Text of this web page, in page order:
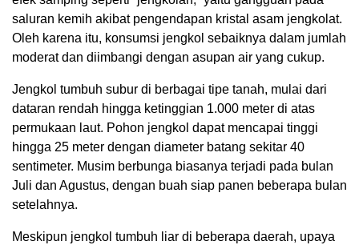
saluran kemih akibat pengendapan kristal asam jengkolat.
Oleh karena itu, konsumsi jengkol sebaiknya dalam jumlah
moderat dan diimbangi dengan asupan air yang cukup.
Jengkol tumbuh subur di berbagai tipe tanah, mulai dari
dataran rendah hingga ketinggian 1.000 meter di atas
permukaan laut. Pohon jengkol dapat mencapai tinggi
hingga 25 meter dengan diameter batang sekitar 40
sentimeter. Musim berbunga biasanya terjadi pada bulan
Juli dan Agustus, dengan buah siap panen beberapa bulan
setelahnya.
Meskipun jengkol tumbuh liar di beberapa daerah, upaya